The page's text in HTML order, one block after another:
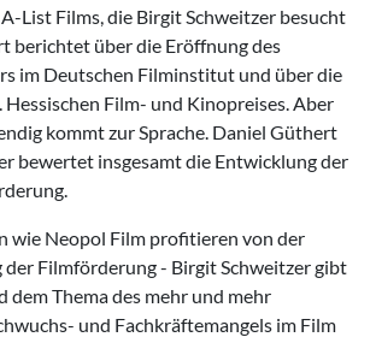
List Films, die Birgit Schweitzer besucht
berichtet über die Eröffnung des
im Deutschen Filminstitut und über die
Hessischen Film- und Kinopreises. Aber
kommt zur Sprache. Daniel Güthert
bewertet insgesamt die Entwicklung der
wie Neopol Film profitieren von der
Filmförderung - Birgit Schweitzer gibt
dem Thema des mehr und mehr
und Fachkräftemangels im Film